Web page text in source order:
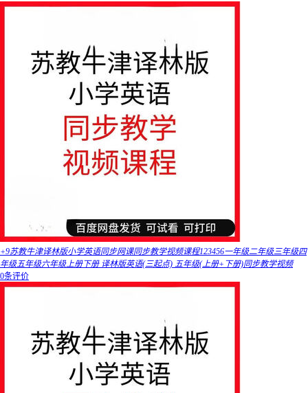
+9苏教牛津译林版小学英语同步网课同步教学视频课程123456一年级二年级三年级四
年级五年级六年级上册下册 译林版英语(三起点) 五年级(上册+下册)同步教学视频
0条评价